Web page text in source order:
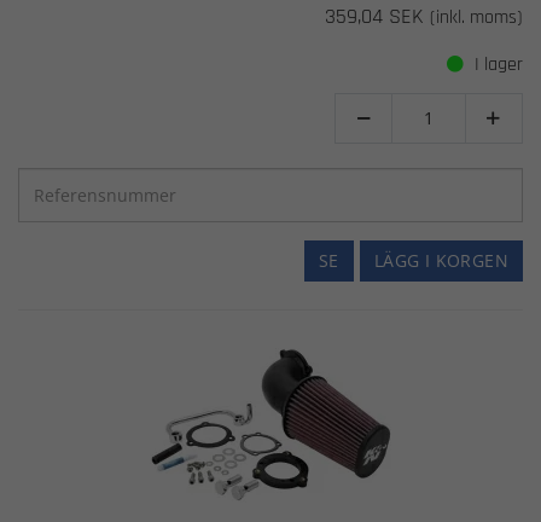
359,04 SEK (inkl. moms)
I lager
 
LÄGG I KORGEN
SE